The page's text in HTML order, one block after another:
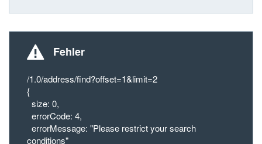
Fehler
/1.0/address/find?offset=1&limit=2
{
size: 0,
errorCode: 4,
errorMessage: "Please restrict your search
conditions"